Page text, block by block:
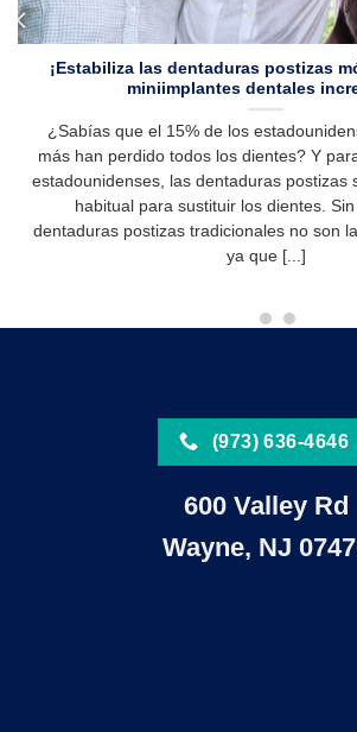
¡Estabiliza las dentaduras postizas
miniimplantes dentales
¿Sabías que el 15% de los
más han perdido todos los dientes? Y
estadounidenses, las dentaduras postizas
habitual para sustituir los dientes.
dentaduras postizas tradicionales no son
ya que [...]
(973) 636-4646
600 Valley Rd
Wayne, NJ